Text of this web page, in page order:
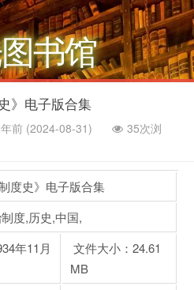
书馆
》电子版合集
前 (2024-08-31)
35次浏
度史》电子版合集
度,历史,中国,
年11月
文件大小：24.61
MB